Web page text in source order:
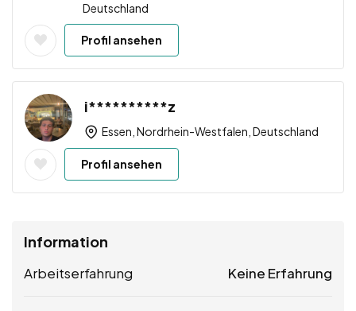
Deutschland
Profil ansehen
i**********z
Essen, Nordrhein-Westfalen, Deutschland
Profil ansehen
Information
Arbeitserfahrung Keine Erfahrung